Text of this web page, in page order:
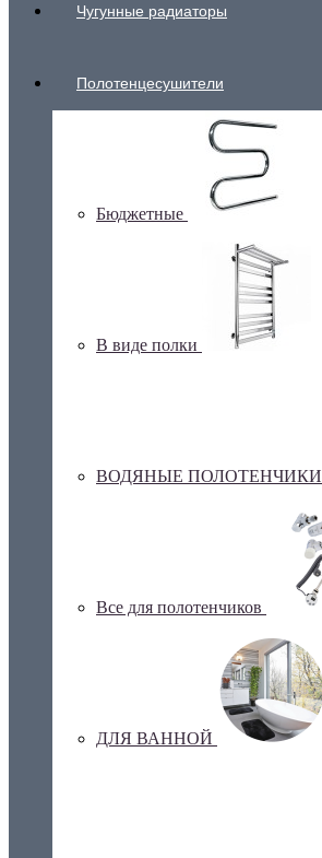
Чугунные радиаторы
Полотенцесушители
Бюджетные
В виде полки
ВОДЯНЫЕ ПОЛОТЕНЧИКИ
Все для полотенчиков
ДЛЯ ВАННОЙ